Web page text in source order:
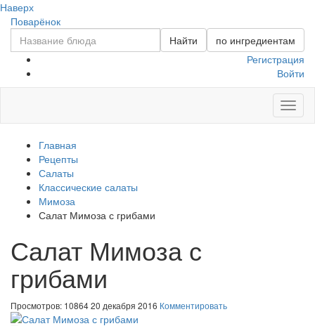
Наверх
Поварёнок
Найти
по ингредиентам
Регистрация
Войти
Главная
Рецепты
Салаты
Классические салаты
Мимоза
Салат Мимоза с грибами
Салат Мимоза с
грибами
Просмотров: 1086420 декабря 2016 Комментировать